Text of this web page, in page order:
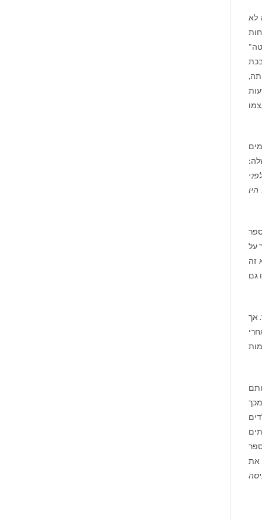
לא
ספר
על
זה
גם
אך
וחמור מכך
"הפי אנד", אבל הוא מציאותי: 30% מהילדים
את